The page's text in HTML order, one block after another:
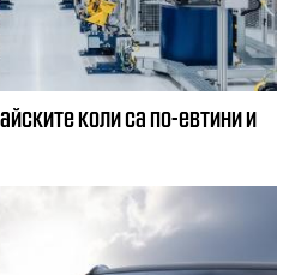
коли са по-евтини и